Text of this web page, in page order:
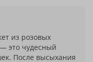
из розовых
это чудесный
После высыхания